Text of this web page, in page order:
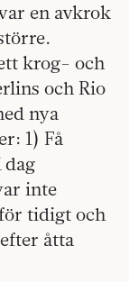
en avkrok
krog- och
och Rio
nya
1) Få
dag
inte
tidigt och
åtta